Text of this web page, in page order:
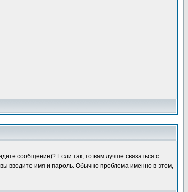
сообщение)? Если так, то вам лучше связаться с
вводите имя и пароль. Обычно проблема именно в этом,